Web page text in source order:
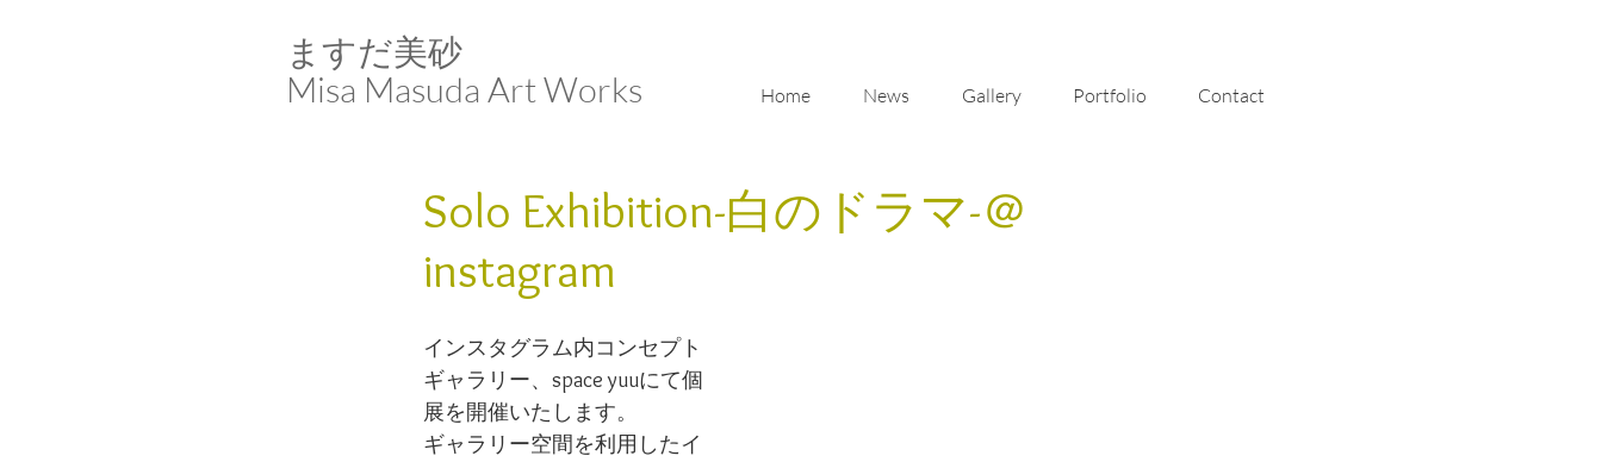
ますだ美砂​​​​​​​
Misa Masuda Art Works Home News Gallery Portfolio Contact
Solo Exhibition-白のドラマ-＠
instagram
インスタグラム内コンセプト
ギャラリー、space yuuにて個
展を開催いたします。
ギャラリー空間を利用したイ